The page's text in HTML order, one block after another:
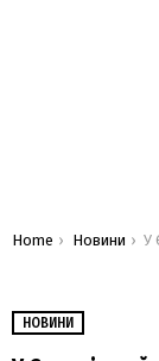
You are here:
Home Новини У
НОВИНИ